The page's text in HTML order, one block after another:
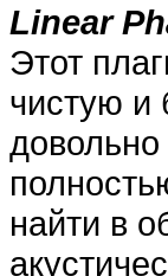
Linear
Этот
чистую и
найти в